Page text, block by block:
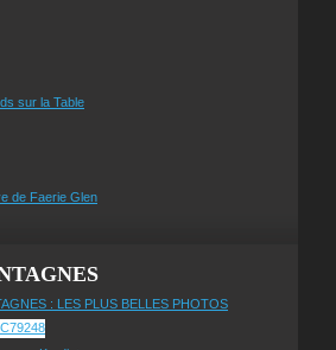
sur la Table
de Faerie Glen
: LES PLUS BELLES PHOTOS